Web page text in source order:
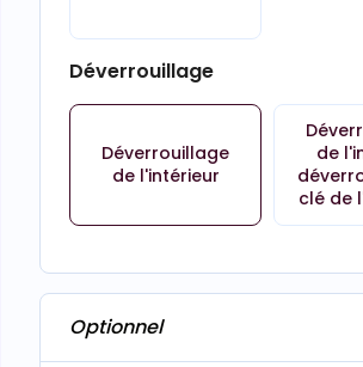
Déverrouillage
Déverrouillage
de l'intérieur
de
clé de
Optionnel